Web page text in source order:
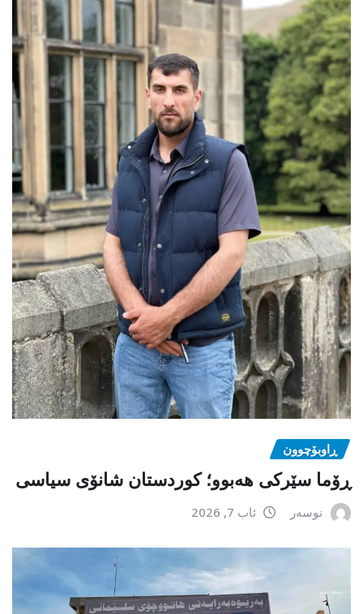
ڕاوبۆچوون
ڕۆما سێرکی هەبوو؛ کوردستان شانۆی سیاسی
نوسەر ئاب 7, 2026